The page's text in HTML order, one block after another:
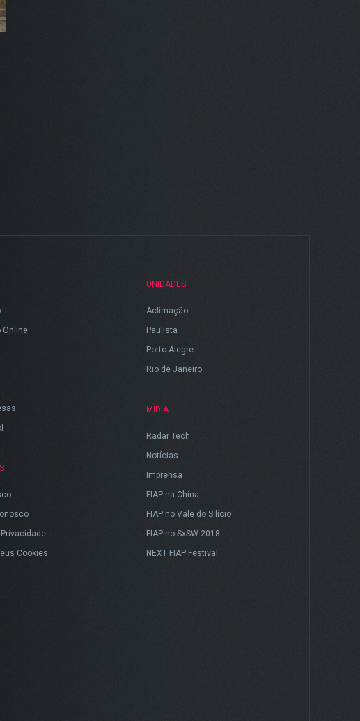
Online
Cookies
UNIDADES
Aclimação
Paulista
Porto Alegre
Rio de Janeiro
MÍDIA
Radar Tech
Notícias
Imprensa
FIAP na China
FIAP no Vale do Silício
FIAP no SxSW 2018
NEXT FIAP Festival